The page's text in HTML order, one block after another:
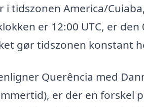
i tidszonen America/
er 12:00 UTC, er
gør tidszonen konstant
Querência med
er der en forskel